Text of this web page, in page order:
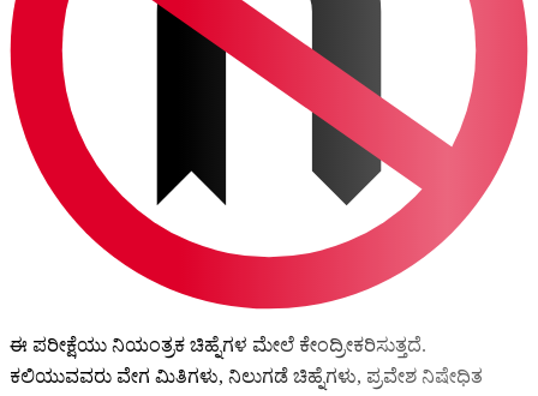
ಈ ಪರೀಕ್ಷೆಯು ನಿಯಂತ್ರಕ ಚಿಹ್ನೆಗಳ ಮೇಲೆ ಕೇಂದ್ರೀಕರಿಸುತ್ತದೆ.
ಕಲಿಯುವವರು ವೇಗ ಮಿತಿಗಳು, ನಿಲುಗಡೆ ಚಿಹ್ನೆಗಳು, ಪ್ರವೇಶ ನಿಷೇಧಿತ